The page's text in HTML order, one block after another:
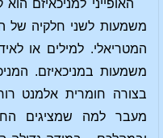
האופייני למניכאיזם
משמעות לשני חלקיה של
המטריאלי. למילים או
משמעות במניכאיזם.
בצורה חומרית אלמנט
מעבר למה שמציגים